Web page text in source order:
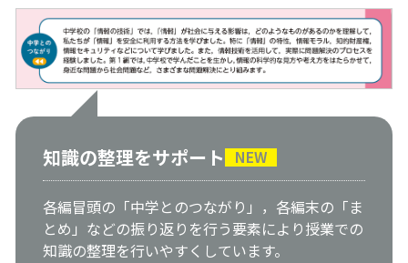
知識の整理をサポート NEW
各編冒頭の「中学とのつながり」，各編末の「ま
とめ」などの振り返りを行う要素により授業での
知識の整理を行いやすくしています。